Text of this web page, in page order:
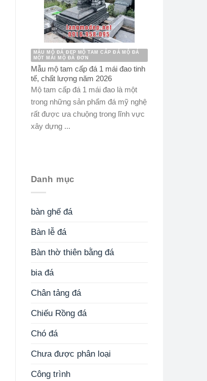
MẪU MỘ ĐÁ ĐẸP MỘ TAM CẤP ĐÁ MỘ ĐÁ
MỘT MÁI MỘ ĐÁ ĐƠN
Mẫu mộ tam cấp đá 1 mái đao tinh
tế, chất lượng năm 2026
Mộ tam cấp đá 1 mái đao là một
trong những sản phẩm đá mỹ nghệ
rất được ưa chuộng trong lĩnh vực
xây dựng ...
Danh mục
bàn ghế đá
Bàn lễ đá
Bàn thờ thiên bằng đá
bia đá
Chân tảng đá
Chiếu Rồng đá
Chó đá
Chưa được phân loại
Công trình